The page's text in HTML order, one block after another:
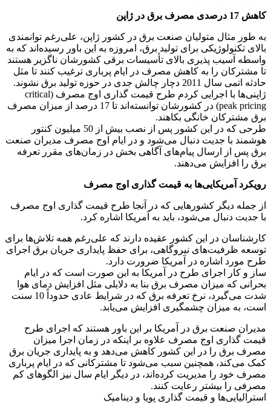
کاهش 17 درصدی مصرف برق در ژاپن
به طور مثال متولیان صنعت برق در کشور ژاپن، علی‌رغم توانمندی
بالای تکنولوژیکی برای تولید برق، امروزه به این باور رسیده‌اند که به
واسطه آسیب پذیری بالای تأسیسات برقی کشورشان ناگزیر هستند
تا مشترکان را به کاهش مصرف در ایام پرباری ترغیب کنند تا مثل
حادثه اتمی سال 2011 دچار چالش جدی در حوزه تولید برق نشوند.
ژاپنی‌ها با اجرایی کردم طرح قیمت گذاری اوج مصرف (critical
peak pricing) در کشورشان توانسته‌اند تا 17 درصد از میزان مصرف
برق مشترکان خانگی بکاهند.
طرحی که در این کشور پس از نصب بیش از 50 میلیون کنتور
هوشمند با جدیت دنبال می‌شود و در ایام اوج مصرف مدیران صنعت
برق پس از ارسال پیام‌های آگاهی بخش در زمان‌های مقرر تعرفه
برق را افزایش می‌دهند.
رویکرد آمریکایی‌ها به قیمت گذاری اوج مصرف
از جمله دیگر کشورهایی که در آنجا طرح قیمت گذاری اوج مصرف
با جدیت دنبال می‌شود، باید به آمریکا اشاره کرد.
کارشناسان در این کشور عقیده دارند که علی‌رغم همه تلاش‌ها برای
توسعه ظرفیت‌های نیروگاهی، برای حفظ پایداری جریان برق اجرای
طرح مورد اشاره در آمریکا ضرورت دارد.
ساز و کار اجرای طرح در آمریکا به این صورت است که در ایام
بحرانی که میزان مصرف برق بنا به دلایلی مثل افزایش دمای هوا
شدت می‌گیرد، نرخ تعرفه برق که در شرایط عادی حدوداً 10 سنت
است، به میزان چشمگیری افزایش می‌یابد.
مدیران صنعت برق در آمریکا بر این باور هستند که اجرای طرح
قیمت گذاری اوج مصرف علاوه بر اینکه در زمان اجرا میزان
مصرف برق را در این کشور کاهش می‌دهد و به پایداری جریان برق
کمک می‌کند، همچنین سبب می‌شود تا مشترکانی که در ایام پرباری
مصرف خود را مدیریت کرده‌اند، در دیگر ایام سال نیز الگوهای کم
مصرفی را بیشتر رعایت کنند.
استرالیایی‌ها و قیمت گذاری پویا و دینامیک